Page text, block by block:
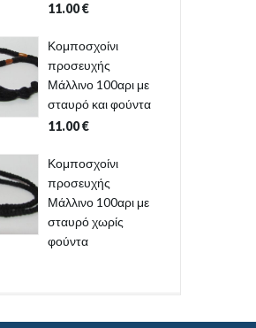
11.00€
Κομποσχοίνι
προσευχής
Μάλλινο 100αρι με
σταυρό και φούντα
11.00€
Κομποσχοίνι
προσευχής
Μάλλινο 100αρι με
σταυρό χωρίς
φούντα